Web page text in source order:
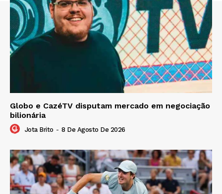
Globo e CazéTV disputam mercado em negociação
bilionária
Jota Brito - 8 De Agosto De 2026